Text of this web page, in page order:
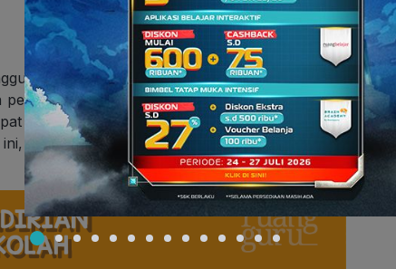
penerimaan bukti tanda terimadari kantor koperasi
Surat ini, nantinya akan digunakan
menjalankan kegiatan usaha koperasi dengan sah.
sekolah kamu secara resmi boleh menjalankan